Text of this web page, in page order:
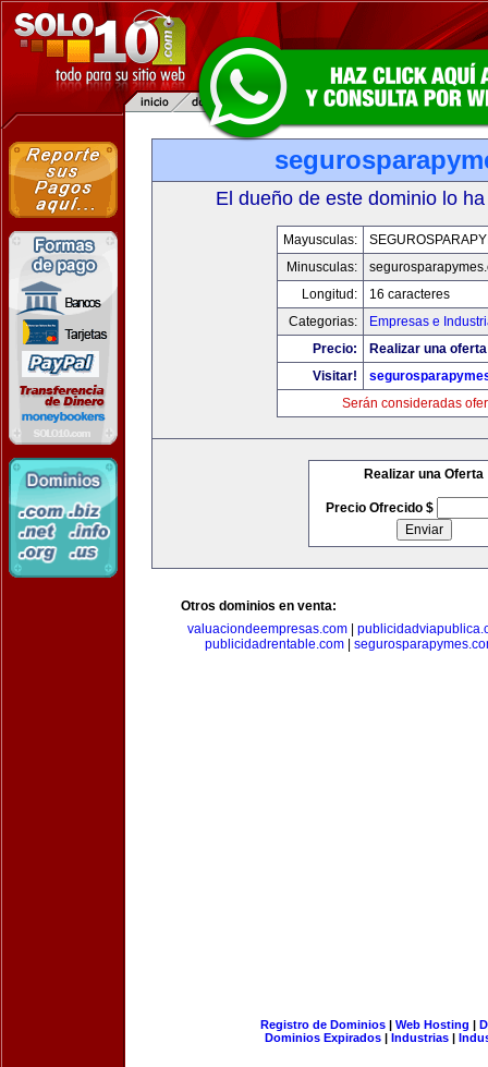
El dueño de este dominio lo
Mayusculas:
Minusculas:
Longitud:
16 caracteres
Categorias:
Empresas e
Precio:
Realizar una
Visitar!
Serán consideradas
Realizar una Oferta
Precio Ofrecido $
Otros dominios en venta:
valuaciondeempresas.com|
publicidadrentable.com
Registro de Dominios| Web Hosting |
Dominios Expirados | Industrias |